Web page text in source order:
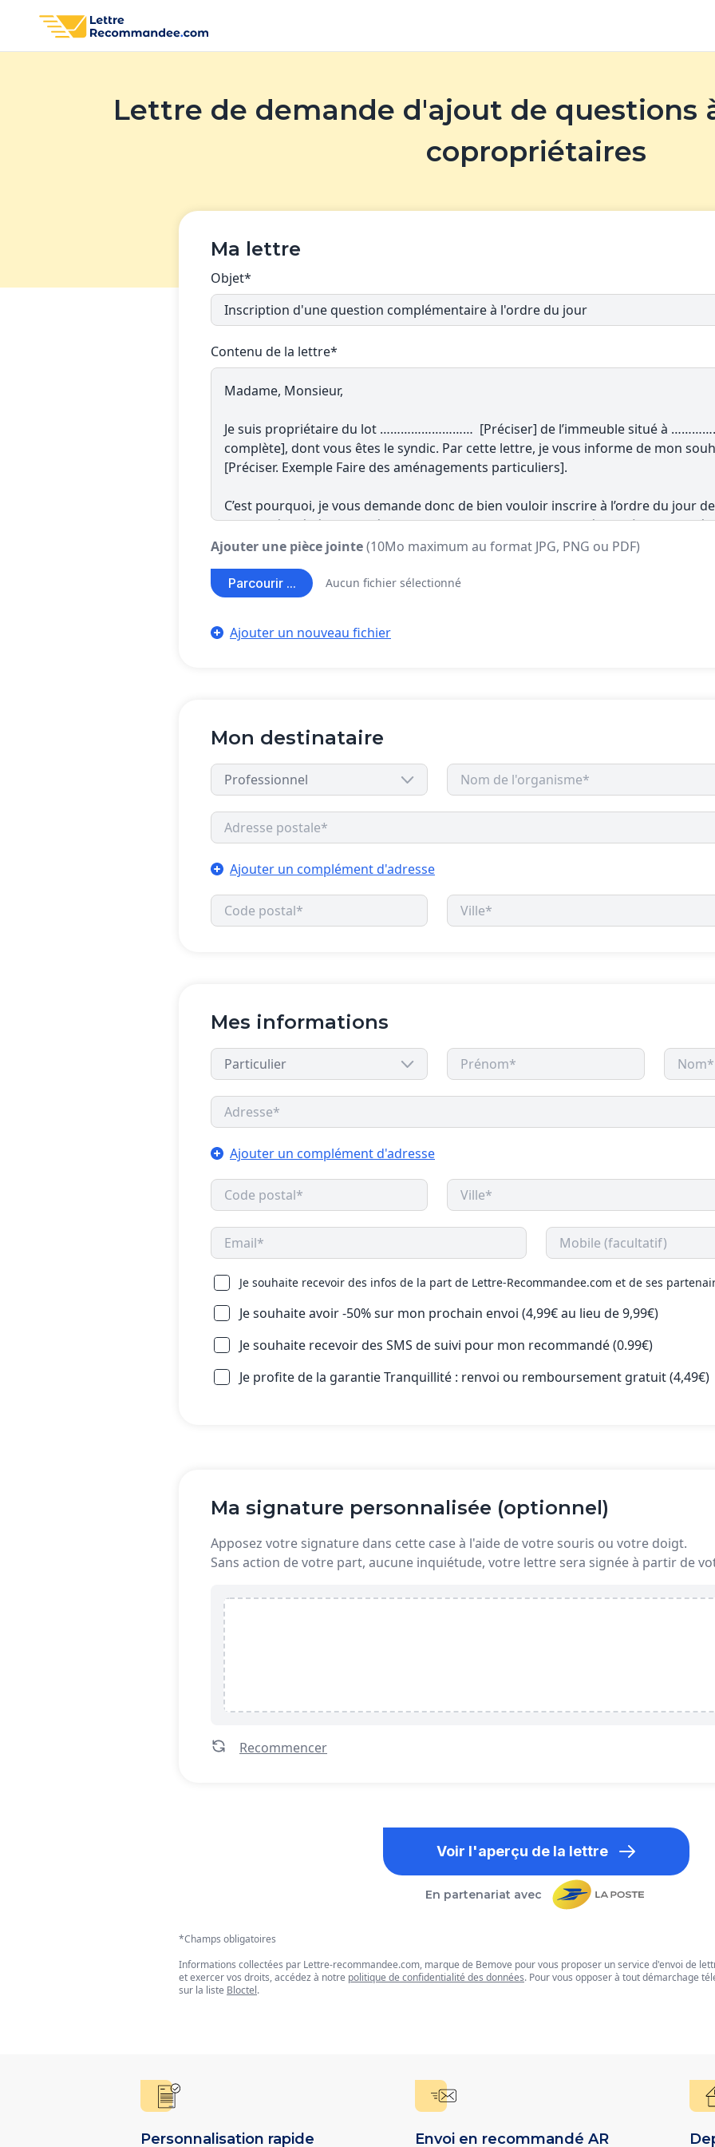
Lettre de demande d'ajout de questions
copropriétaires
Ma lettre
Objet*
Contenu de la lettre*
Ajouter une pièce jointe(10Mo maximum au format JPG, PNG ou PDF)
Parcourir ... Aucun fichier sélectionné
Ajouter un nouveau fichier
Mon destinataire
Ajouter un complément d'adresse
Mes informations
Ajouter un complément d'adresse
Je souhaite recevoir des infos de la part de Lettre-Recommandee.com et de ses
Je souhaite avoir -50% sur mon prochain envoi (4,99€ au lieu de 9,99€)
Je souhaite recevoir des SMS de suivi pour mon recommandé (0.99€)
Je profite de la garantie Tranquillité : renvoi ou remboursement gratuit (4,49€)
Ma signature personnalisée (optionnel)
Apposez votre signature dans cette case à l'aide de votre souris ou votre doigt.
Sans action de votre part, aucune inquiétude, votre lettre sera signée à partir de
Recommencer
Voir l'aperçu de la lettre
En partenariat avec
*Champs obligatoires
Informations collectées par Lettre-recommandee.com, marque de Bemove pour vous proposer un service d'envoi de
et exercer vos droits, accédez à notre politique de confidentialité des données. Pour vous opposer à tout démarchage
sur la liste Bloctel.
Personnalisation rapide Envoi en recommandé AR